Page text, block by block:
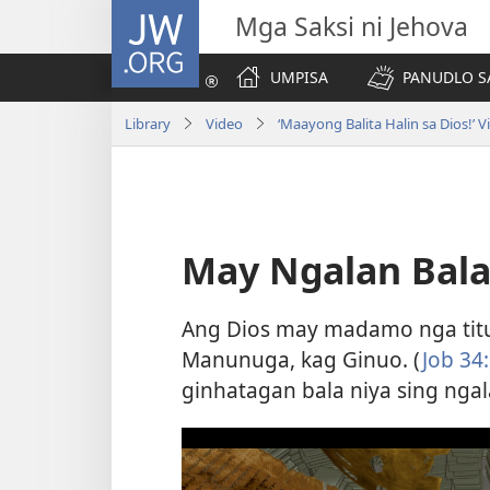
JW.ORG Mga Saksi ni Jehova
UMPISA
PANUDLO
Library Video ‘Maayong Balita Halin sa Dios!’
May Ngalan
Ang Dios may madamo nga
Manunuga, kag Ginuo. (Job
ginhatagan bala niya sing